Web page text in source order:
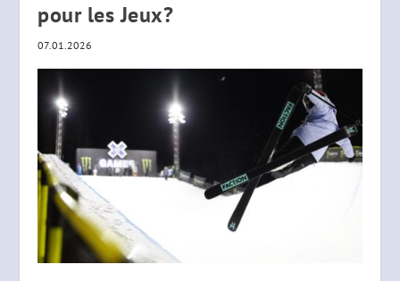
pour les Jeux?
07.01.2026